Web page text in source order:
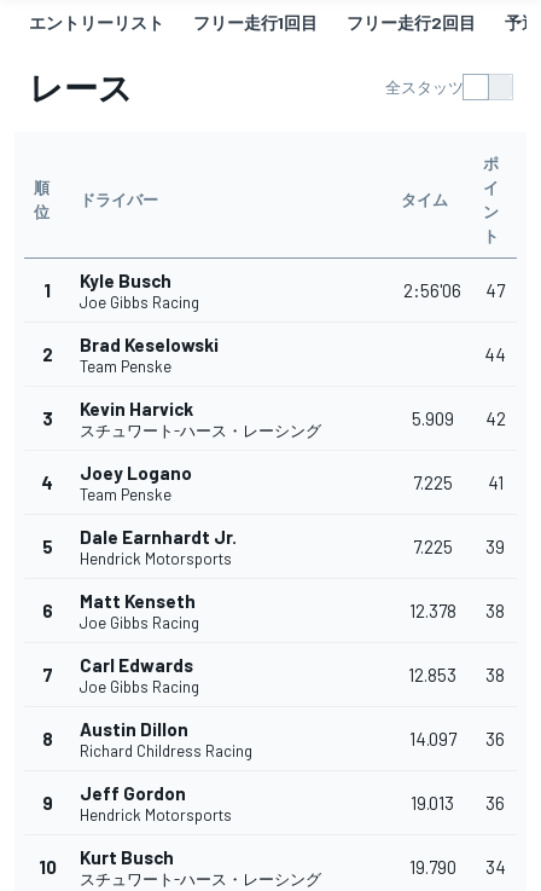
エントリーリスト フリー走行1回目 フリー走行2回目 予選
レース 全スタッツ
順
位
ドライバー タイム
ポ
イ
ン
ト
1 Kyle Busch
Joe Gibbs Racing
2:56'06 47
2 Brad Keselowski
Team Penske
44
3 Kevin Harvick
スチュワート-ハース・レーシング
5.909 42
4 Joey Logano
Team Penske
7.225 41
5 Dale Earnhardt Jr.
Hendrick Motorsports
7.225 39
6 Matt Kenseth
Joe Gibbs Racing
12.378 38
7 Carl Edwards
Joe Gibbs Racing
12.853 38
8 Austin Dillon
Richard Childress Racing
14.097 36
9 Jeff Gordon
Hendrick Motorsports
19.013 36
10 Kurt Busch
スチュワート-ハース・レーシング
19.790 34